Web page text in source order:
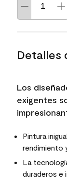
Detalles
Los
exigentes
Pintura
rendimiento
La
duraderos e